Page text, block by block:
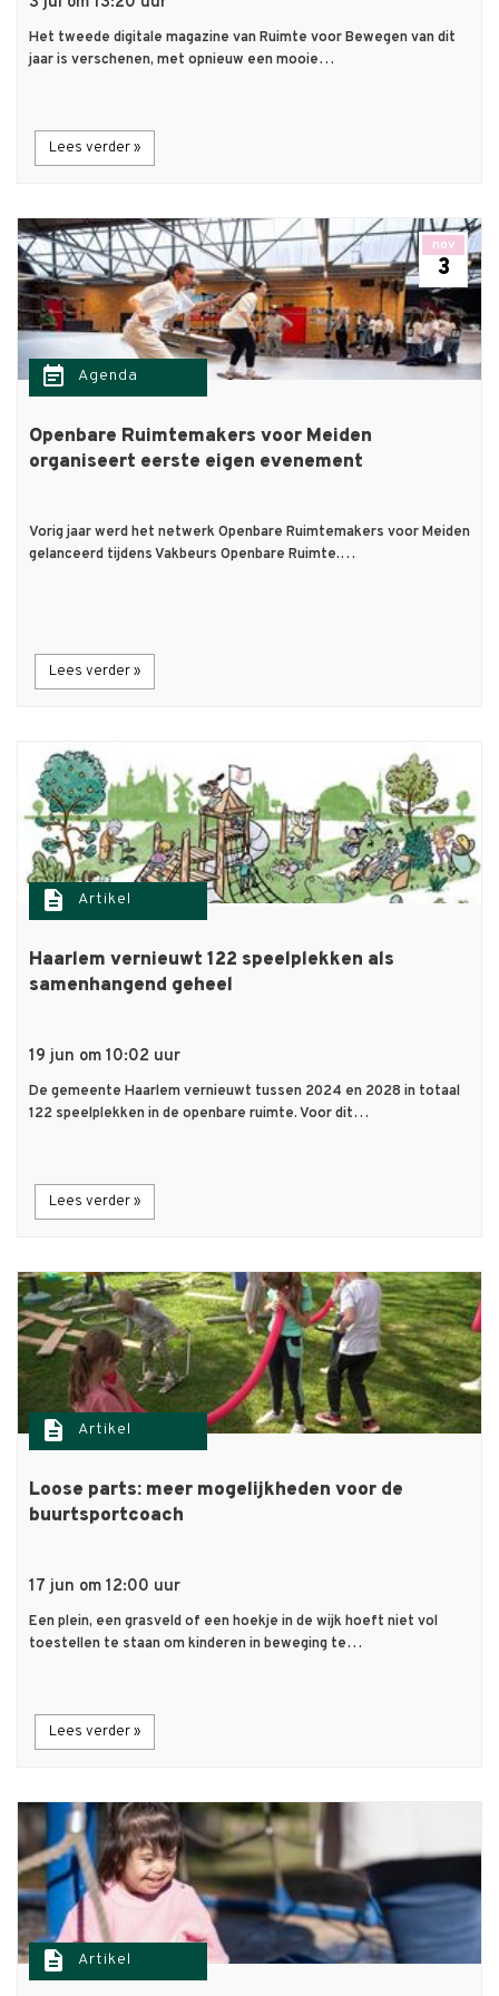
Het tweede digitale magazine van Ruimte voor Bewegen van dit
jaar is verschenen, met opnieuw een mooie…
Lees verder »
nov
3
event_note Agenda
Openbare Ruimtemakers voor Meiden
organiseert eerste eigen evenement
Vorig jaar werd het netwerk Openbare Ruimtemakers voor Meiden
gelanceerd tijdens Vakbeurs Openbare Ruimte.…
Lees verder »
description Artikel
Haarlem vernieuwt 122 speelplekken als
samenhangend geheel
19 jun om 10:02 uur
De gemeente Haarlem vernieuwt tussen 2024 en 2028 in totaal
122 speelplekken in de openbare ruimte. Voor dit…
Lees verder »
description Artikel
Loose parts: meer mogelijkheden voor de
buurtsportcoach
17 jun om 12:00 uur
Een plein, een grasveld of een hoekje in de wijk hoeft niet vol
toestellen te staan om kinderen in beweging te…
Lees verder »
description Artikel